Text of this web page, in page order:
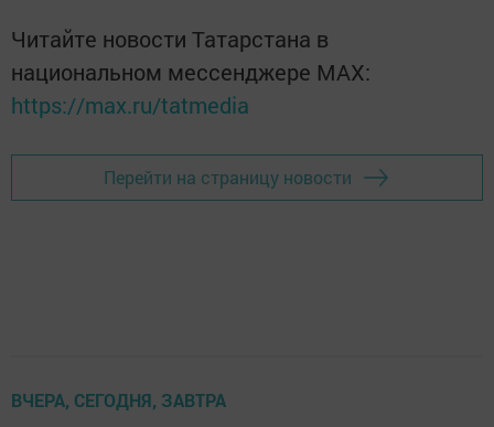
Читайте новости Татарстана в
национальном мессенджере MАХ:
https://max.ru/tatmedia
Перейти на страницу новости
ВЧЕРА, СЕГОДНЯ, ЗАВТРА